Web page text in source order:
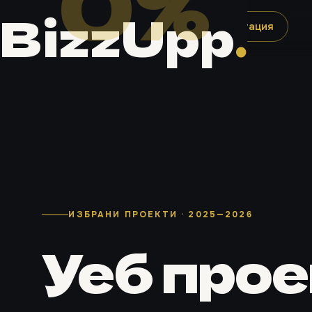
BizzUpp. ПроектиУслуги Консултация
BizzUpp.
ИЗБРАНИ ПРОЕКТИ · 2025—2026
Уеб